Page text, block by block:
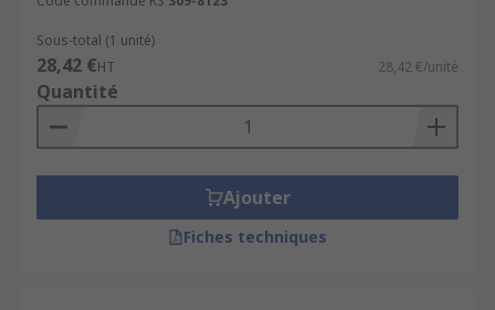
Sous-total (1 unité)
28,42 €HT 28,42 €/unité
Quantité
Ajouter
Fiches techniques